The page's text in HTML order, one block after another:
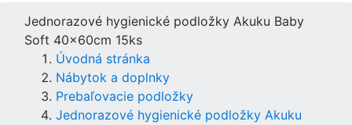
Jednorazové hygienické podložky Akuku Baby
Soft 40x60cm 15ks
Úvodná stránka
Nábytok a doplnky
Prebaľovacie podložky
Jednorazové hygienické podložky Akuku